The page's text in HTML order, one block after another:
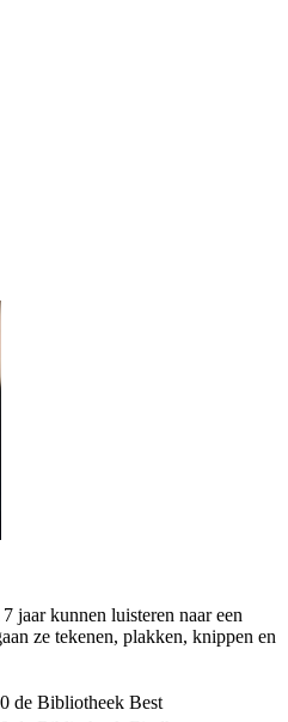
jaar kunnen luisteren naar een
ze tekenen, plakken, knippen en
de Bibliotheek Best